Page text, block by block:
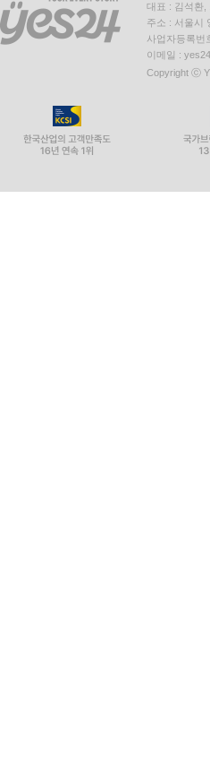
대표 : 김석환,
주소 : 서울시
사업자등록
이메일 :
Copyright ⓒ